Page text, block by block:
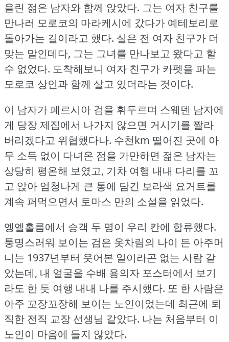
을린 젊은 남자와 함께 앉았다. 그는 여자 친구를
만나러 모로코의 마라케시에 갔다가 예테보리로
돌아가는 길이라고 했다. 실은 전 여자 친구가 더
맞는 말인데다, 그는 그녀를 만나보고 왔다고 할
수 없었다. 도착해보니 여자 친구가 카펫을 파는
모로코 상인과 함께 살고 있더라는 것이다.
이 남자가 페르시아 검을 휘두르며 스웨덴 남자에
게 당장 제집에서 나가지 않으면 거시기를 짤라
버리겠다고 위협했다나. 수천km 떨어진 곳에 아
무 소득 없이 다녀온 점을 가만하면 젊은 남자는
상당히 평온해 보였고, 기차 여행 내내 다리를 꼬
고 앉아 엄청나게 큰 통에 담긴 보라색 요거트를
계속 퍼먹으면서 토마스 만의 소설을 읽었다.
엥엘홀름에서 승객 두 명이 우리 칸에 합류했다.
퉁명스러워 보이는 검은 옷차림의 나이 든 아주머
니는 1937년부터 웃어본 일이라곤 없는 사람 같
았는데, 내 얼굴을 수배 용의자 포스터에서 보기
라도 한 듯 여행 내내 나를 주시했다. 또 한 사람은
아주 꼬장꼬장해 보이는 노인이었는데 최근에 퇴
직한 전직 교장 선생님 같았다. 나는 처음부터 이
노인이 마음에 들지 않았다.